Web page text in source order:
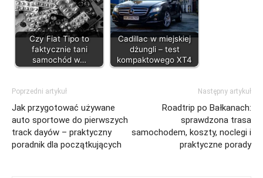
Czy Fiat Tipo to
faktycznie tani
samochód w…
Cadillac w miejskiej
dżungli – test
kompaktowego XT4
Poprzedni artykuł
Jak przygotować używane
auto sportowe do pierwszych
track dayów – praktyczny
poradnik dla początkujących
Następny artykuł
Roadtrip po Bałkanach:
sprawdzona trasa
samochodem, koszty, noclegi i
praktyczne porady